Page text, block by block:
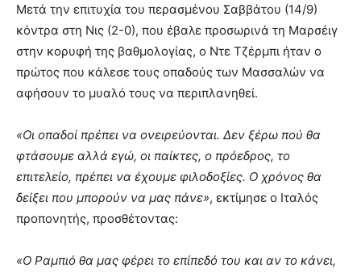
Μετά την επιτυχία του περασμένου Σαββάτου (14/9)
κόντρα στη Νις (2-0), που έβαλε προσωρινά τη Μαρσέιγ
στην κορυφή της βαθμολογίας, ο Ντε Τζέρμπι ήταν ο
πρώτος που κάλεσε τους οπαδούς των Μασσαλών να
αφήσουν το μυαλό τους να περιπλανηθεί.
«Οι οπαδοί πρέπει να ονειρεύονται. Δεν ξέρω πού θα
φτάσουμε αλλά εγώ, οι παίκτες, ο πρόεδρος, το
επιτελείο, πρέπει να έχουμε φιλοδοξίες. Ο χρόνος θα
δείξει που μπορούν να μας πάνε», εκτίμησε ο Ιταλός
προπονητής, προσθέτοντας:
«Ο Ραμπιό θα μας φέρει το επίπεδό του και αν το κάνει,